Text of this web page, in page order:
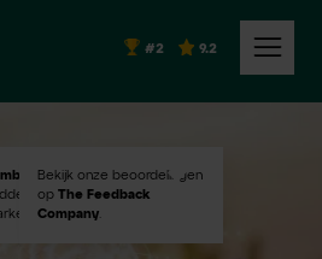
#2
#2in Emerce100
digital
9.2
Bekijk onze beoordelingen
opThe Feedback
Company.